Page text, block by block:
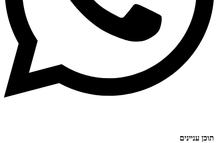
תוכן עניינים